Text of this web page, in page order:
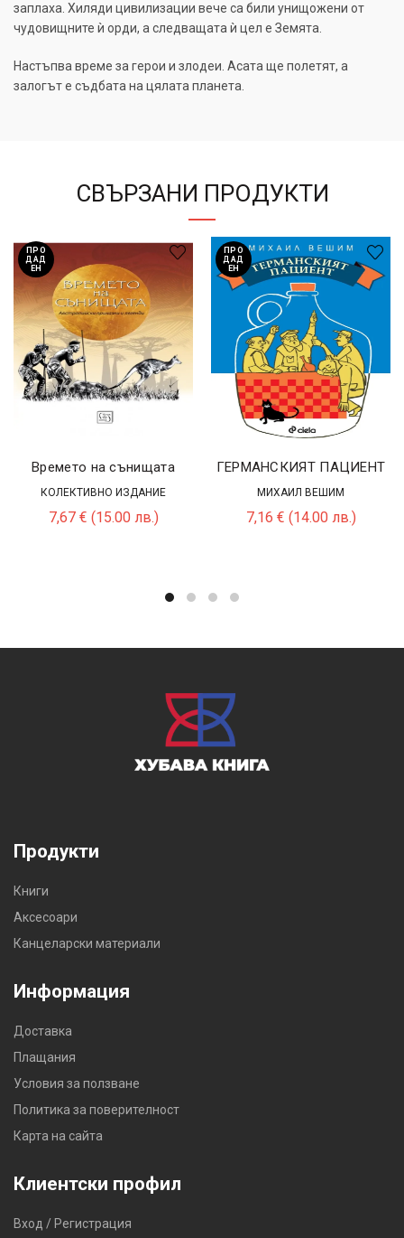
заплаха. Хиляди цивилизации вече са били унищожени от
чудовищните ѝ орди, а следващата ѝ цел е Земята.
Настъпва време за герои и злодеи. Асата ще полетят, а
залогът е съдбата на цялата планета.
СВЪРЗАНИ ПРОДУКТИ
ПРО
ДАД
ЕН
Времето на сънищата
КОЛЕКТИВНО ИЗДАНИЕ
7,67 € (15.00 лв.)
ПРО
ДАД
ЕН
ГЕРМАНСКИЯТ ПАЦИЕНТ
МИХАИЛ ВЕШИМ
7,16 € (14.00 лв.)
Продукти
Книги
Аксесоари
Канцеларски материали
Информация
Доставка
Плащания
Условия за ползване
Политика за поверителност
Карта на сайта
Клиентски профил
Вход / Регистрация